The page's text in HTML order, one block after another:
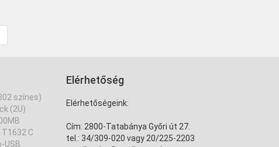
színes)
(2U)
C
USB
Elérhetőség
Elérhetőségeink:
Cím: 2800-Tatabánya Győri út 27.
tel.: 34/309-020 vagy 20/225-2203